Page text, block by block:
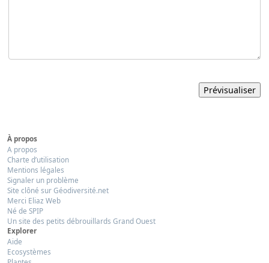
À propos
A propos
Charte d’utilisation
Mentions légales
Signaler un problème
Site clôné sur Géodiversité.net
Merci Eliaz Web
Né de SPIP
Un site des petits débrouillards Grand Ouest
Explorer
Aide
Ecosystèmes